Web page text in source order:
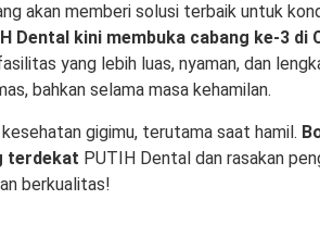
akan memberi solusi terbaik untuk
Dental kini membuka cabang ke-3
yang lebih luas, nyaman, dan
bahkan selama masa kehamilan.
gigimu, terutama saat hamil.
terdekat PUTIH Dental dan rasakan
berkualitas!